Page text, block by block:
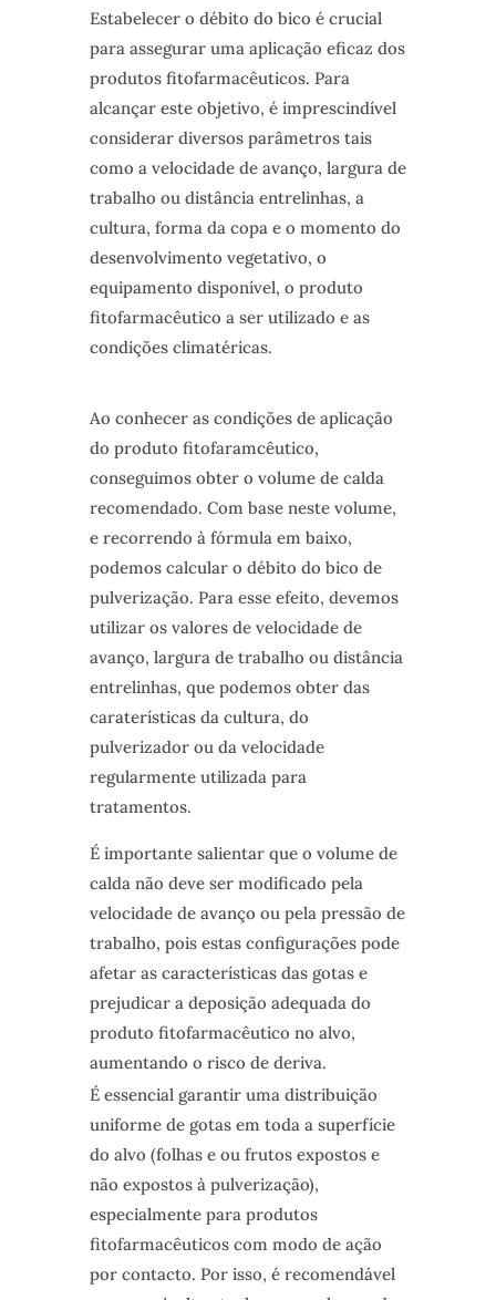
Estabelecer o débito do bico é crucial
para assegurar uma aplicação eficaz dos
produtos fitofarmacêuticos. Para
alcançar este objetivo, é imprescindível
considerar diversos parâmetros tais
como a velocidade de avanço, largura de
trabalho ou distância entrelinhas, a
cultura, forma da copa e o momento do
desenvolvimento vegetativo, o
equipamento disponível, o produto
fitofarmacêutico a ser utilizado e as
condições climatéricas.
Ao conhecer as condições de aplicação
do produto fitofaramcêutico,
conseguimos obter o volume de calda
recomendado. Com base neste volume,
e recorrendo à fórmula em baixo,
podemos calcular o débito do bico de
pulverização. Para esse efeito, devemos
utilizar os valores de velocidade de
avanço, largura de trabalho ou distância
entrelinhas, que podemos obter das
caraterísticas da cultura, do
pulverizador ou da velocidade
regularmente utilizada para
tratamentos.
É importante salientar que o volume de
calda não deve ser modificado pela
velocidade de avanço ou pela pressão de
trabalho, pois estas configurações pode
afetar as características das gotas e
prejudicar a deposição adequada do
produto fitofarmacêutico no alvo,
aumentando o risco de deriva.
É essencial garantir uma distribuição
uniforme de gotas em toda a superfície
do alvo (folhas e ou frutos expostos e
não expostos à pulverização),
especialmente para produtos
fitofarmacêuticos com modo de ação
por contacto. Por isso, é recomendável